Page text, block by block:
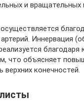
и
Иннервация
благодаря
что объясняет
верхних конечностей.